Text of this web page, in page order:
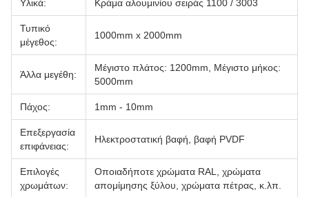
Υλικά: Κράμα αλουμινίου σειράς 1100 / 3003
Τυπικό
μέγεθος:
1000mm x 2000mm
Άλλα μεγέθη:
Μέγιστο πλάτος: 1200mm, Μέγιστο μήκος:
5000mm
Πάχος: 1mm - 10mm
Επεξεργασία
επιφάνειας:
Ηλεκτροστατική βαφή, βαφή PVDF
Επιλογές
χρωμάτων:
Οποιαδήποτε χρώματα RAL, χρώματα
απομίμησης ξύλου, χρώματα πέτρας, κ.λπ.